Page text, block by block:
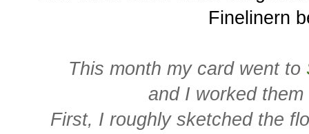
Finelinern
This month my card went to
and I worked
First, I roughly sketched the